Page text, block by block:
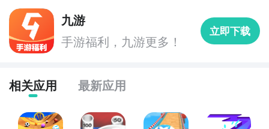
步骤2：访问地址>>>
好了，急速滚球大比拼公测时间的关注方法就讲到这
里，各位玩家是否都已经掌握好以上三种技巧了呢，随
放下载，什么时候公测等信息，还有一个办法就是留意
九游急速滚球大比拼专区的每日更新，欢迎大家积极参
与讨论和提问题，我们会第一时间为您解答。
》》》九游客户端下载地址 《《《​
一键高速下载，礼包轻松到手！
智能预约礼包和下载你还
九游
手游福利，九游更多！
立即下载
相关应用 最新应用